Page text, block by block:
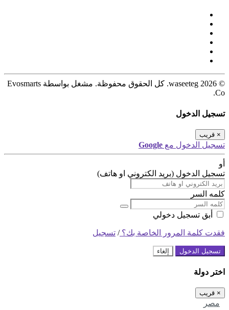
© 2026 waseeteg. كل الحقوق محفوظة. مشغل بواسطة Evosmarts
Co.
تسجيل الدخول
× قريب
تسجيل الدخول مع Google
أو
تسجيل الدخول (بريد الكتروني او هاتف)
كلمه السر
أبق تسجيل دخولي
فقدت كلمة المرور الخاصة بك؟/ تسجيل
تسجيل الدخول إلغاء
اختر دولة
× قريب
مصر